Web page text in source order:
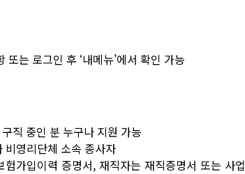
는 로그인 후 ‘내메뉴’에서 확인 가능
직 중인 분 누구나 지원 가능
비영리단체 소속 종사자
가입이력 증명서, 재직자는 재직증명서 또는 사업